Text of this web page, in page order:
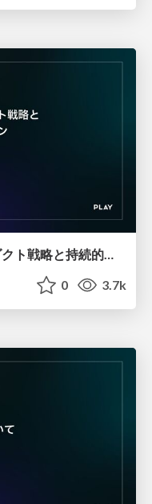
市場特性に応じたマルチプロダクト戦略と持続的な成長を支える組織デザイン
0 3.7k